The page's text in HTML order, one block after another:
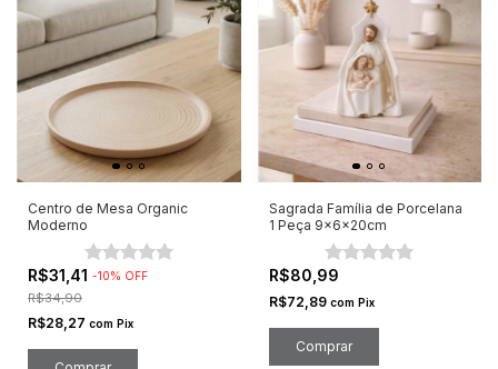
Centro de Mesa Organic
Moderno
R$31,41 -10% OFF
R$34,90
R$28,27 com Pix
Sagrada Família de Porcelana
1 Peça 9x6x20cm
R$80,99
R$72,89 com Pix